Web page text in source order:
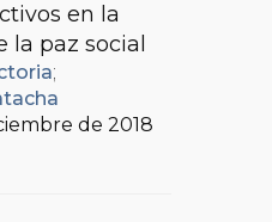
en la
la paz social
;
de 2018